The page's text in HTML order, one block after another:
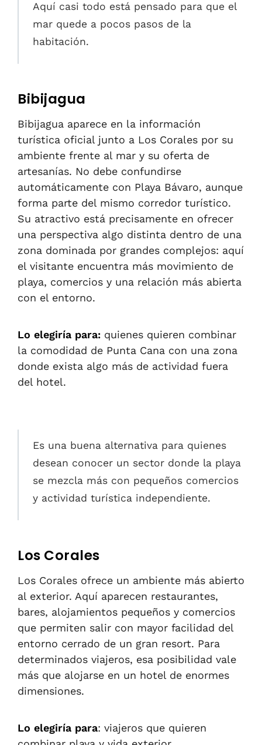
Aquí casi todo está pensado para que el
mar quede a pocos pasos de la
habitación.
Bibijagua
Bibijagua aparece en la información
turística oficial junto a Los Corales por su
ambiente frente al mar y su oferta de
artesanías. No debe confundirse
automáticamente con Playa Bávaro, aunque
forma parte del mismo corredor turístico.
Su atractivo está precisamente en ofrecer
una perspectiva algo distinta dentro de una
zona dominada por grandes complejos: aquí
el visitante encuentra más movimiento de
playa, comercios y una relación más abierta
con el entorno.
Lo elegiría para: quienes quieren combinar
la comodidad de Punta Cana con una zona
donde exista algo más de actividad fuera
del hotel.
Es una buena alternativa para quienes
desean conocer un sector donde la playa
se mezcla más con pequeños comercios
y actividad turística independiente.
Los Corales
Los Corales ofrece un ambiente más abierto
al exterior. Aquí aparecen restaurantes,
bares, alojamientos pequeños y comercios
que permiten salir con mayor facilidad del
entorno cerrado de un gran resort. Para
determinados viajeros, esa posibilidad vale
más que alojarse en un hotel de enormes
dimensiones.
Lo elegiría para: viajeros que quieren